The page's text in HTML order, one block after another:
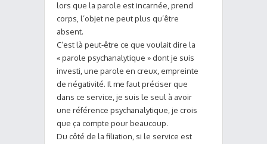
lors que la parole est incarnée, prend
corps, l’objet ne peut plus qu’être
absent.
C’est là peut-être ce que voulait dire la
« parole psychanalytique » dont je suis
investi, une parole en creux, empreinte
de négativité. Il me faut préciser que
dans ce service, je suis le seul à avoir
une référence psychanalytique, je crois
que ça compte pour beaucoup.
Du côté de la filiation, si le service est